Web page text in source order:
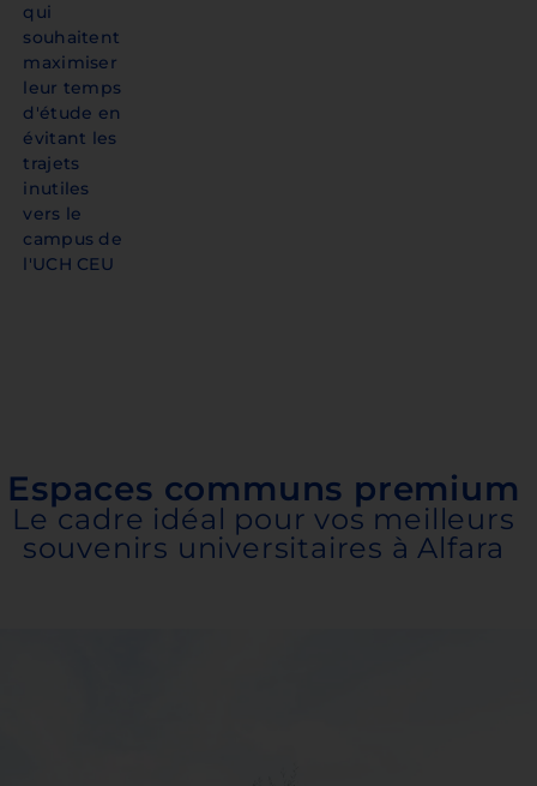
qui
souhaitent
maximiser
leur temps
d'étude en
évitant les
trajets
inutiles
vers le
campus de
l'UCH CEU
Espaces communs premium
Le cadre idéal pour vos meilleurs
souvenirs universitaires à Alfara